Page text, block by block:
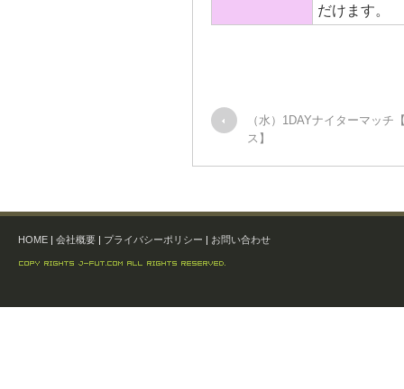
だけます。
（水）1DAYナイターマッチ
ス】
HOME | 会社概要 | プライバシーポリシー | お問い合わせ